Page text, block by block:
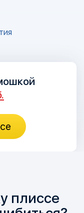
плиссе